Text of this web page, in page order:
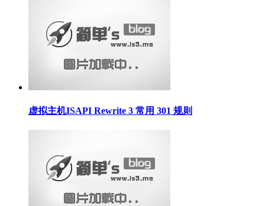
虚拟主机ISAPI Rewrite 3 常用 301 规则